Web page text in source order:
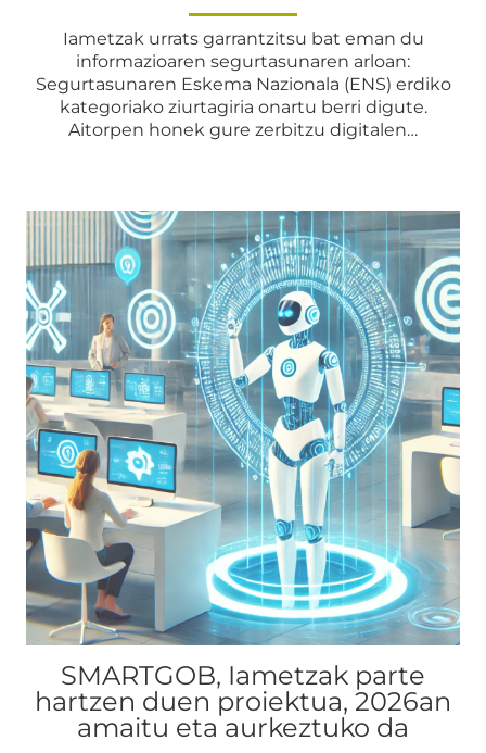
Iametzak urrats garrantzitsu bat eman du
informazioaren segurtasunaren arloan:
Segurtasunaren Eskema Nazionala (ENS) erdiko
kategoriako ziurtagiria onartu berri digute.
Aitorpen honek gure zerbitzu digitalen…
SMARTGOB, Iametzak parte
hartzen duen proiektua, 2026an
amaitu eta aurkeztuko da